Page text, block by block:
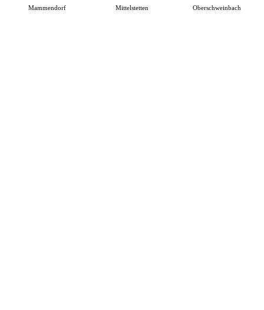
Mammendorf Mittelstetten Oberschweinbach